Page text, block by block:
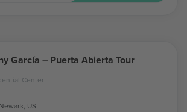
García – Puerta Abierta Tour
Center
Newark, US